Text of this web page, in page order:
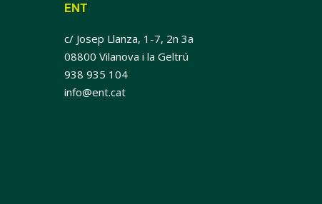
ENT
c/ Josep Llanza, 1-7, 2n 3a
08800 Vilanova i la Geltrú
938 935 104
info@ent.cat